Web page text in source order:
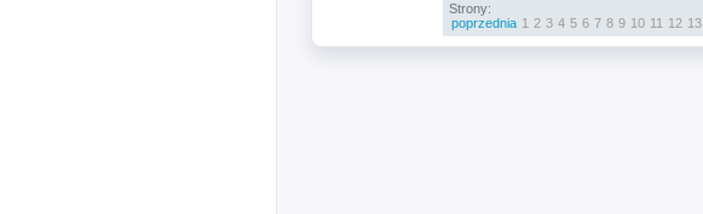
Strony:
poprzednia 1 2 3 4 5 6 7 8 9 10 11 12 13